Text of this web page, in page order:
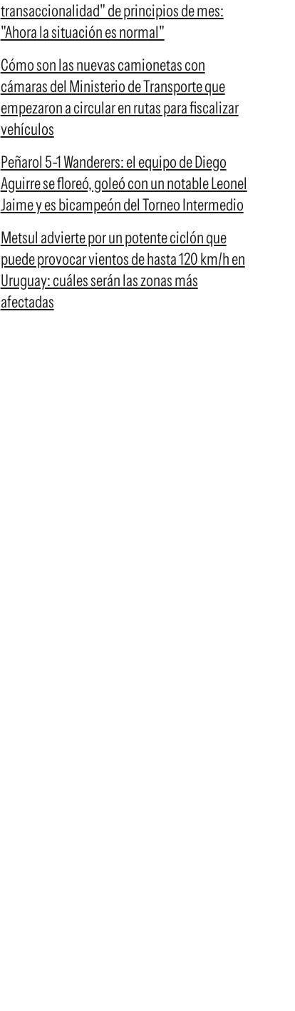
transaccionalidad" de principios de mes:
"Ahora la situación es normal"
Cómo son las nuevas camionetas con
cámaras del Ministerio de Transporte que
empezaron a circular en rutas para fiscalizar
vehículos
Peñarol 5-1 Wanderers: el equipo de Diego
Aguirre se floreó, goleó con un notable Leonel
Jaime y es bicampeón del Torneo Intermedio
Metsul advierte por un potente ciclón que
puede provocar vientos de hasta 120 km/h en
Uruguay: cuáles serán las zonas más
afectadas